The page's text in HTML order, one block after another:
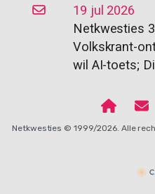
19 jul 2026
Netkwesties
Volkskrant-
wil AI-toets;
Netkwesties © 1999/2026. Alle